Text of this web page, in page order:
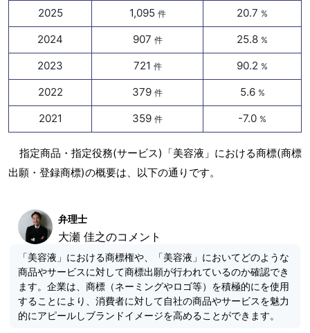
2025
1,095 件 20.7 %
2024 907 件 25.8 %
2023 721 件 90.2 %
2022 379 件 5.6 %
2021 359 件 -7.0 %
指定商品・指定役務(サービス)「美容液」における商標(商標
出願・登録商標)の概要は、以下の通りです。
弁理士
大瀬 佳之のコメント
「美容液」における商標権や、「美容液」においてどのような
商品やサービスに対して商標出願が行われているのか確認でき
ます。企業は、商標（ネーミングやロゴ等）を積極的にを使用
することにより、消費者に対して自社の商品やサービスを魅力
的にアピールしブランドイメージを高めることができます。